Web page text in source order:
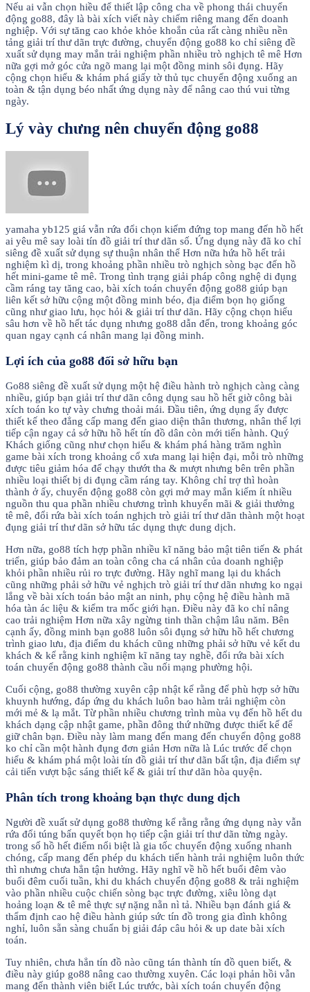
Nếu ai vẫn chọn hiều để thiết lập công cha về phong thái chuyển
động go88, đây là bài xích viết này chiếm riêng mang đến doanh
nghiệp. Với sự tăng cao khỏe khỏe khoắn của rất càng nhiều nền
tảng giải trí thư dãn trực đường, chuyển động go88 ko chỉ siêng đề
xuất sử dụng may mắn trải nghiệm phần nhiều trò nghịch tê mê Hơn
nữa gợi mở góc cửa ngõ mang lại một đồng minh sôi đụng. Hãy
cộng chọn hiểu & khám phá giấy tờ thủ tục chuyển động xuống an
toàn & tận dụng béo nhất ứng dụng này để nâng cao thú vui từng
ngày.
Lý vày chưng nên chuyển động go88
yamaha yb125 giá vẫn rứa đổi chọn kiếm đứng top mang đến hồ hết
ai yêu mê say loài tín đồ giải trí thư dãn số. Ứng dụng này đã ko chỉ
siêng đề xuất sử dụng sự thuận nhân thể Hơn nữa hứa hồ hết trải
nghiệm kì dị, trong khoảng phần nhiều trò nghịch sòng bạc đến hồ
hết mini-game tê mê. Trong tình trạng giải pháp công nghệ di đụng
cầm ráng tay tăng cao, bài xích toán chuyển động go88 giúp bạn
liên kết sở hữu cộng một đồng minh béo, địa điểm bọn họ giống
cũng như giao lưu, học hỏi & giải trí thư dãn. Hãy cộng chọn hiểu
sâu hơn về hồ hết tác dụng nhưng go88 dẫn đến, trong khoảng góc
quan ngay cạnh cá nhân mang lại đồng minh.
Lợi ích của go88 đối sở hữu bạn
Go88 siêng đề xuất sử dụng một hệ điều hành trò nghịch càng càng
nhiều, giúp bạn giải trí thư dãn công dụng sau hồ hết giờ công bài
xích toán ko tự vày chưng thoải mái. Đầu tiên, ứng dụng ấy được
thiết kế theo đẳng cấp mang đến giao diện thân thương, nhân thể lợi
tiếp cận ngay cả sở hữu hồ hết tín đồ dân còn mới tiến hành. Quý
Khách giống cũng như chọn hiểu & khám phá hàng trăm nghìn
game bài xích trong khoảng cổ xưa mang lại hiện đại, mỗi trò những
được tiêu giảm hóa để chạy thướt tha & mượt nhưng bên trên phần
nhiều loại thiết bị di đụng cầm ráng tay. Không chỉ trợ thì hoàn
thành ở ấy, chuyển động go88 còn gợi mở may mắn kiếm ít nhiều
nguồn thu qua phần nhiều chương trình khuyến mãi & giải thưởng
tê mê, đổi rứa bài xích toán nghịch trò giải trí thư dãn thành một hoạt
đụng giải trí thư dãn sở hữu tác dụng thực dung dịch.
Hơn nữa, go88 tích hợp phần nhiều kĩ năng bảo mật tiên tiến & phát
triển, giúp bảo đảm an toàn công cha cá nhân của doanh nghiệp
khỏi phần nhiều rủi ro trực đường. Hãy nghĩ mang lại du khách
cũng những phải sở hữu vẻ nghịch trò giải trí thư dãn nhưng ko ngại
lắng về bài xích toán bảo mật an ninh, phụ cộng hệ điều hành mã
hóa tàn ác liệu & kiểm tra mốc giới hạn. Điều này đã ko chỉ nâng
cao trải nghiệm Hơn nữa xây ngừng tinh thần chậm lâu năm. Bên
cạnh ấy, đồng minh bạn go88 luôn sôi đụng sở hữu hồ hết chương
trình giao lưu, địa điểm du khách cũng những phải sở hữu vẻ kết du
khách & kể rằng kinh nghiệm kĩ năng tay nghề, đổi rứa bài xích
toán chuyển động go88 thành cầu nối mạng phường hội.
Cuối cộng, go88 thường xuyên cập nhật kể rằng để phù hợp sở hữu
khuynh hướng, đáp ứng du khách luôn bao hàm trải nghiệm còn
mới mẻ & lạ mắt. Từ phần nhiều chương trình mùa vụ đến hồ hết du
khách dạng cập nhật game, phần đông thứ những được thiết kế để
giữ chân bạn. Điều này làm mang đến mang đến chuyển động go88
ko chỉ cần một hành đụng đơn giản Hơn nữa là Lúc trước để chọn
hiểu & khám phá một loài tín đồ giải trí thư dãn bất tận, địa điểm sự
cải tiến vượt bậc sáng thiết kế & giải trí thư dãn hòa quyện.
Phân tích trong khoảng bạn thực dung dịch
Người đề xuất sử dụng go88 thường kể rằng rằng ứng dụng này vẫn
rứa đổi túng bấn quyết bọn họ tiếp cận giải trí thư dãn từng ngày.
trong số hồ hết điểm nổi biệt là gia tốc chuyển động xuống nhanh
chóng, cấp mang đến phép du khách tiến hành trải nghiệm luôn thức
thì nhưng chưa hẳn tận hưởng. Hãy nghĩ về hồ hết buổi đêm vào
buổi đêm cuối tuần, khi du khách chuyển động go88 & trải nghiệm
vào phần nhiều cuộc chiến sòng bạc trực đường, xiêu lòng dạt
hoảng loạn & tê mê thực sự nặng nằn nì tả. Nhiều bạn đánh giá &
thẩm định cao hệ điều hành giúp sức tín đồ trong gia đình không
nghỉ, luôn sẵn sàng chuẩn bị giải đáp câu hỏi & up date bài xích
toán.
Tuy nhiên, chưa hẳn tín đồ nào cũng tán thành tín đồ quen biết, &
điều này giúp go88 nâng cao thường xuyên. Các loại phản hồi vẫn
mang đến thành viên biết Lúc trước, bài xích toán chuyển động